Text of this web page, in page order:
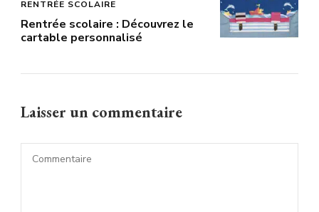
RENTRÉE SCOLAIRE
Rentrée scolaire : Découvrez le
cartable personnalisé
Laisser un commentaire